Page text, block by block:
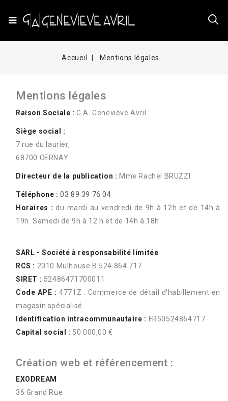
Accueil Mentions légales
Mentions légales
Raison Sociale : G.A. Geneviève Avril
Siège social :
7 rue du laurier,
68700 CERNAY
Directeur de la publication : Mme Rachel BRUZZI
Téléphone : 03 89 39 76 04
Horaires : du mardi au vendredi de 9h à 12h et de 14h à
19h. Samedi de 9h à 12 h et de 14h à 18h
SARL - Société à responsabilité limitée
RCS : 2010 Mulhouse B 524 864 717
SIRET : 52486471700011
Code APE : 4771Z : Commerce de détail d'habillement en
magasin spécialisé
Identification intracommunautaire : FR50524864717
Capital social : 50 000,00 €
Création web et référencement :
EXODREAM
36 Grand'Rue